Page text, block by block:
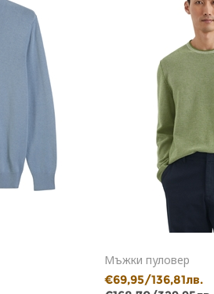
Мъжки пуловер
€69,95/136,81лв.